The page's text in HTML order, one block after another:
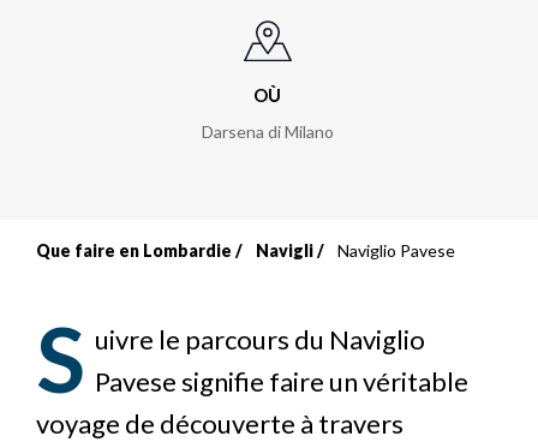
OÙ
Darsena di Milano
d'Ariane
Que faire en Lombardie Navigli Naviglio Pavese
S uivre le parcours du Naviglio
Pavese signifie faire un véritable
voyage de découverte à travers